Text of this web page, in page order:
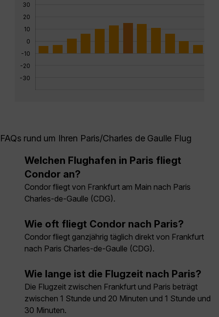
30
20
10
0
-10
-20
-30
FAQs rund um Ihren Paris/Charles de Gaulle Flug
Welchen Flughafen in Paris fliegt
Condor an?
Condor fliegt von Frankfurt am Main nach Paris
Charles-de-Gaulle (CDG).
Wie oft fliegt Condor nach Paris?
Condor fliegt ganzjährig täglich direkt von Frankfurt
nach Paris Charles-de-Gaulle (CDG).
Wie lange ist die Flugzeit nach Paris?
Die Flugzeit zwischen Frankfurt und Paris beträgt
zwischen 1 Stunde und 20 Minuten und 1 Stunde und
30 Minuten.